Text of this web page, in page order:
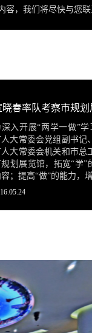
，我们将尽快与您联
晓春率队考察市规划
深入开展“两学一做”学
大常委会党组副书记
大常委会机关和市总
划展览馆，拓宽“学”
容；提高“做”的能力，